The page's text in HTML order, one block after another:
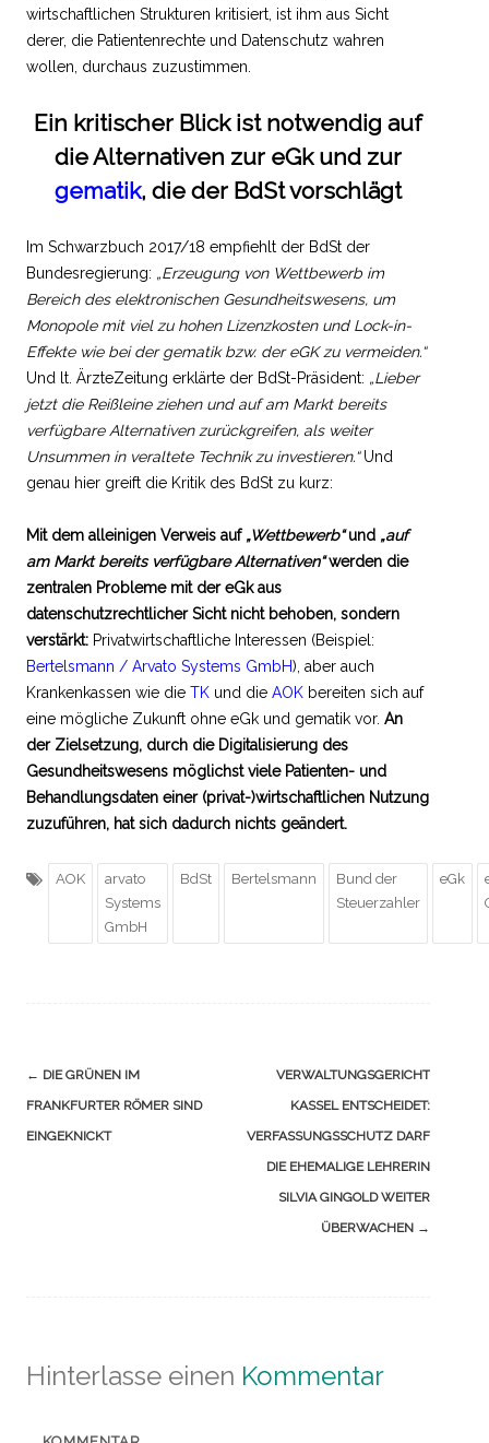
wirtschaftlichen Strukturen kritisiert, ist ihm aus Sicht
derer, die Patientenrechte und Datenschutz wahren
wollen, durchaus zuzustimmen.
Ein kritischer Blick ist notwendig auf
die Alternativen zur eGk und zur
gematik, die der BdSt vorschlägt
Im Schwarzbuch 2017/18 empfiehlt der BdSt der
Bundesregierung: „Erzeugung von Wettbewerb im
Bereich des elektronischen Gesundheitswesens, um
Monopole mit viel zu hohen Lizenzkosten und Lock-in-
Effekte wie bei der gematik bzw. der eGK zu vermeiden.“
Und lt. ÄrzteZeitung erklärte der BdSt-Präsident: „Lieber
jetzt die Reißleine ziehen und auf am Markt bereits
verfügbare Alternativen zurückgreifen, als weiter
Unsummen in veraltete Technik zu investieren.“Und
genau hier greift die Kritik des BdSt zu kurz:
Mit dem alleinigen Verweis auf„Wettbewerb“und „auf
am Markt bereits verfügbare Alternativen“werden die
zentralen Probleme mit der eGk aus
datenschutzrechtlicher Sicht nicht behoben, sondern
verstärkt: Privatwirtschaftliche Interessen (Beispiel:
Bertelsmann / Arvato Systems GmbH), aber auch
Krankenkassen wie die TK und die AOK bereiten sich auf
eine mögliche Zukunft ohne eGk und gematik vor. An
der Zielsetzung, durch die Digitalisierung des
Gesundheitswesens möglichst viele Patienten- und
Behandlungsdaten einer (privat-)wirtschaftlichen Nutzung
zuzuführen, hat sich dadurch nichts geändert.
AOK
arvato
Systems
GmbH
BdSt Bertelsmann
Bund der
Steuerzahler
eGk
Navigation
(Beiträge)
← DIE GRÜNEN IM
FRANKFURTER RÖMER SIND
EINGEKNICKT
VERWALTUNGSGERICHT
KASSEL ENTSCHEIDET:
VERFASSUNGSSCHUTZ DARF
DIE EHEMALIGE LEHRERIN
SILVIA GINGOLD WEITER
ÜBERWACHEN →
Hinterlasse einen Kommentar